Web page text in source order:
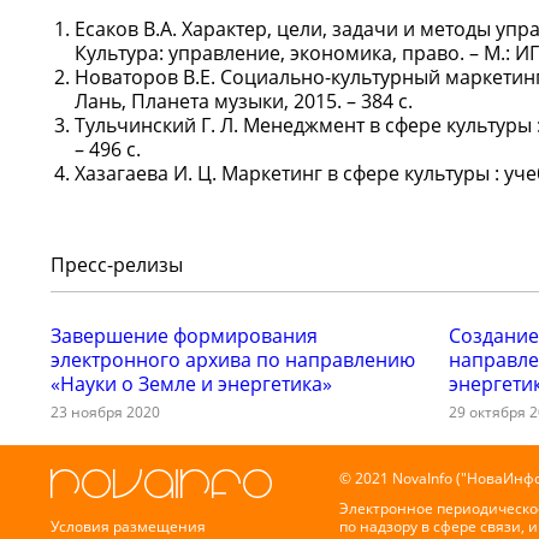
Есаков В.А. Характер, цели, задачи и методы
Культура: управление, экономика, право. – М.:
Новаторов В.Е. Социально-культурный
Лань, Планета музыки, 2015. – 384 с.
Тульчинский Г. Л. Менеджмент в сфере
– 496 с.
Хазагаева И. Ц. Маркетинг в сфере культуры :
Пресс-релизы
Завершение формирования
электронного архива по направлению
«Науки о Земле и энергетика»
23 ноября 2020 29 октября
Условия размещения
© 2021 NovaInfo
Электронное
по надзору в сфере